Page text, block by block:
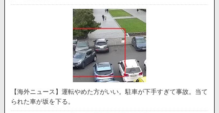
【海外ニュース】運転やめた方がいい。駐車が下手すぎて事故。当て
られた車が坂を下る。